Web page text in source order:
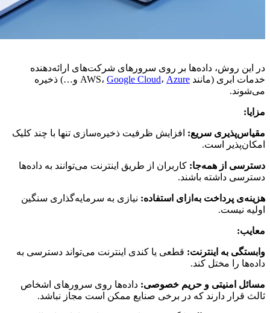
در این روش، داده‌ها بر روی سرورهای شرکت‌های ارائه‌دهنده
خدمات ابری (مانند AWS،
Google Cloud، Azure
و…) ذخیره
می‌شوند.
مزایا:
مقیاس‌پذیری سریع: افزایش ظرفیت ذخیره‌سازی تنها با چند کلیک
امکان‌پذیر است.
دسترسی از همه‌جا: کاربران از طریق اینترنت می‌توانند به داده‌ها
دسترسی داشته باشند.
هزینه‌ی پرداخت به‌ازای استفاده: نیازی به سرمایه‌گذاری سنگین
اولیه نیست.
معایب:
وابستگی به اینترنت: قطعی یا کندی اینترنت می‌تواند دسترسی به
داده‌ها را مختل کند.
مسائل امنیتی و حریم خصوصی: داده‌ها روی سرورهای اشخاص
ثالث قرار دارند که در برخی صنایع ممکن است مجاز نباشد.